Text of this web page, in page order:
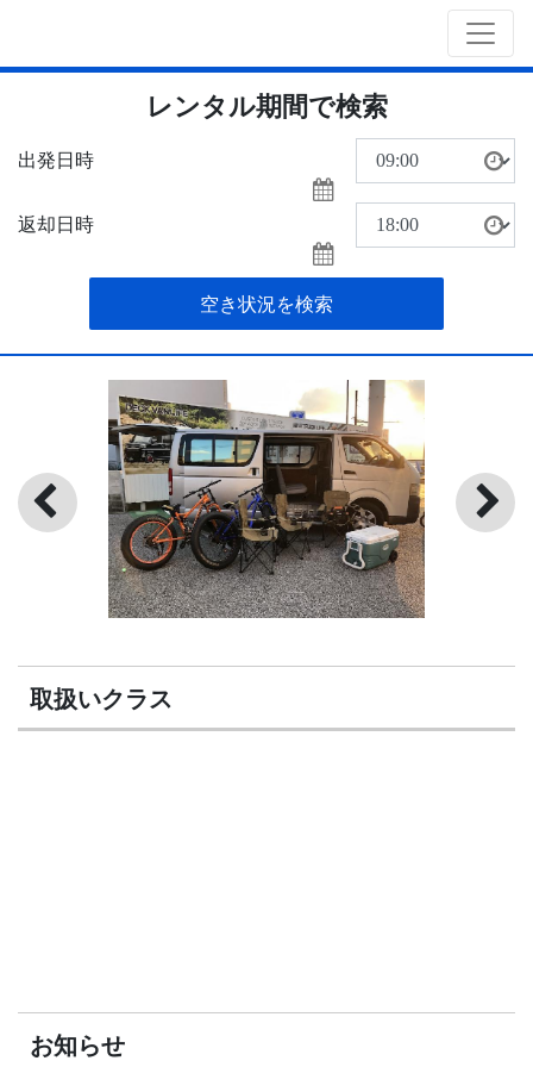
レンタル期間で検索
出発日時
返却日時
空き状況を検索
取扱いクラス
お知らせ